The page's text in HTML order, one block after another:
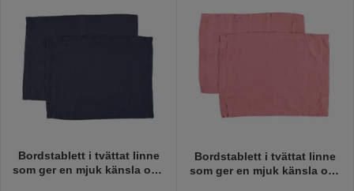
Bordstablett i tvättat linne
som ger en mjuk känsla och
Bordstablett i tvättat linne
som ger en mjuk känsla och